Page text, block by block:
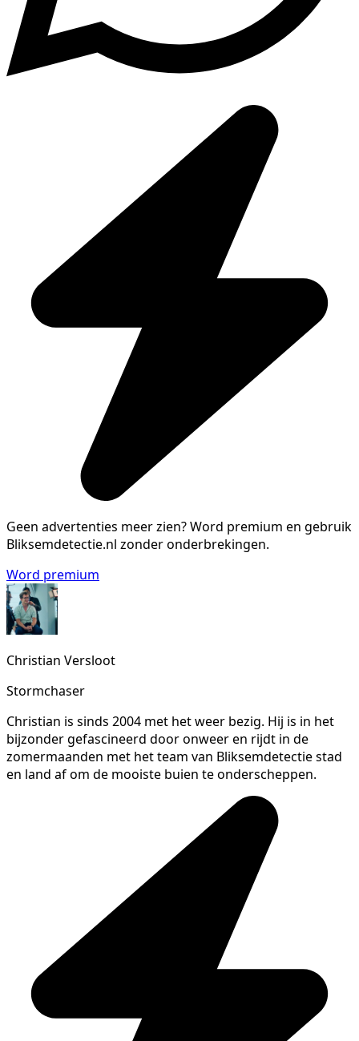
Geen advertenties meer zien?Word premium en gebruik
Bliksemdetectie.nl zonder onderbrekingen.
Word premium
Christian Versloot
Stormchaser
Christian is sinds 2004 met het weer bezig. Hij is in het
bijzonder gefascineerd door onweer en rijdt in de
zomermaanden met het team van Bliksemdetectie stad
en land af om de mooiste buien te onderscheppen.